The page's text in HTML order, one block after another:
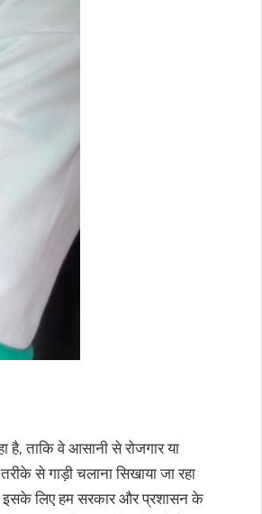
है, ताकि वे आसानी से रोजगार या
से गाड़ी चलाना सिखाया जा रहा
इसके लिए हम सरकार और प्रशासन के